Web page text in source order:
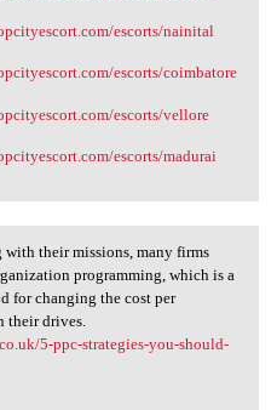
escorts/nainital
escorts/coimbatore
escorts/vellore
escorts/madurai
with their
their missions, many firms
programming, which is a
for changing the cost per
their drives.
5-ppc-strategies-you-should-